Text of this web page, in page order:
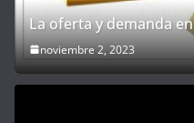
La oferta y demanda
noviembre 2, 2023